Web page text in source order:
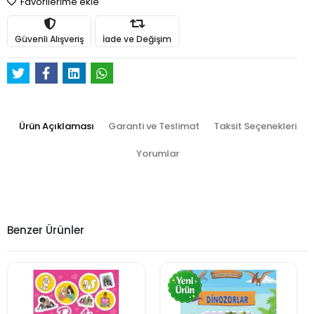
Güvenli Alışveriş İade ve Değişim
Ürün Açıklaması Garanti ve Teslimat Taksit Seçenekleri
Yorumlar
Benzer Ürünler